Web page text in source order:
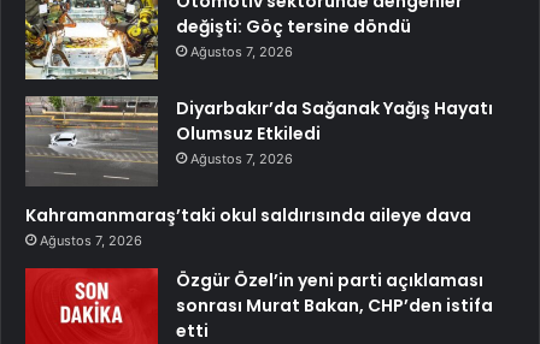
değişti: Göç tersine döndü
Ağustos 7, 2026
Diyarbakır’da Sağanak Yağış Hayatı
Olumsuz Etkiledi
Ağustos 7, 2026
Kahramanmaraş’taki okul saldırısında aileye dava
Ağustos 7, 2026
Özgür Özel’in yeni parti açıklaması
sonrası Murat Bakan, CHP’den istifa
etti